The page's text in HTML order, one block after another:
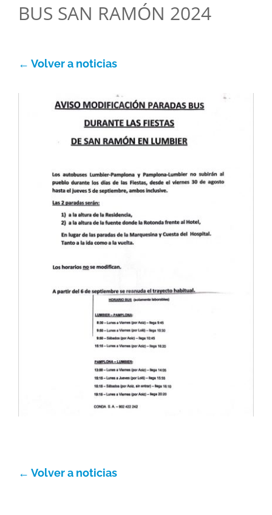
Esc. Música
La villa
Actividad económica
Actualidad
Manc. Servicios Sociales
Contacto
BUS SAN RAMÓN 2024
← Volver a noticias
← Volver a noticias